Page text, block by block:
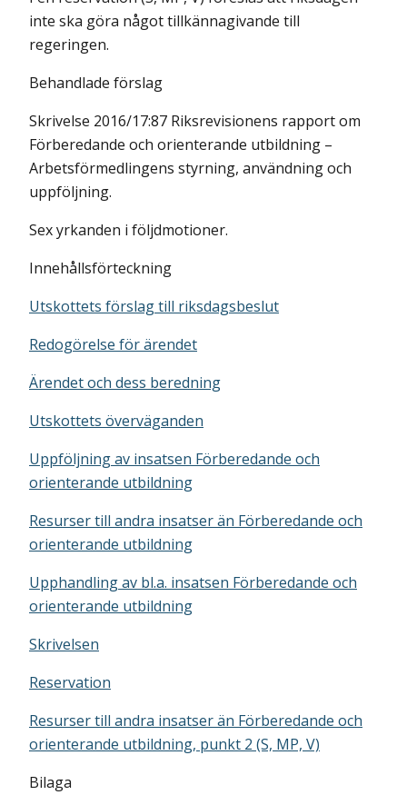
inte ska göra något tillkännagivande till
regeringen.
Behandlade förslag
Skrivelse 2016/17:87 Riksrevisionens rapport om
Förberedande och orienterande utbildning –
Arbetsförmedlingens styrning, användning och
uppföljning.
Sex yrkanden i följdmotioner.
Innehållsförteckning
Utskottets förslag till riksdagsbeslut
Redogörelse för ärendet
Ärendet och dess beredning
Utskottets överväganden
Uppföljning av insatsen Förberedande och
orienterande utbildning
Resurser till andra insatser än Förberedande och
orienterande utbildning
Upphandling av bl.a. insatsen Förberedande och
orienterande utbildning
Skrivelsen
Reservation
Resurser till andra insatser än Förberedande och
orienterande utbildning, punkt 2 (S, MP, V)
Bilaga